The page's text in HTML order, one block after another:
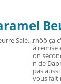
rhôô ça
à remise
on
n de
pas
vous fait